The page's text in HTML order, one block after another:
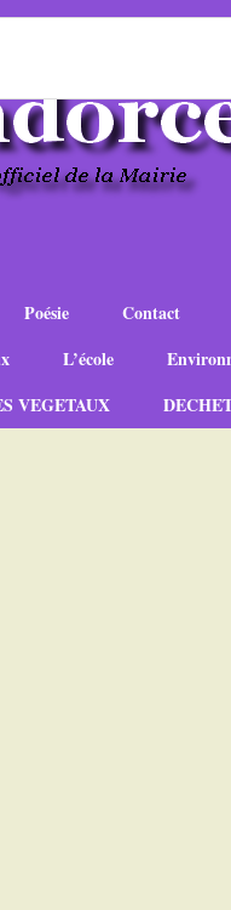
Poésie Contact
L’école
VEGETAUX